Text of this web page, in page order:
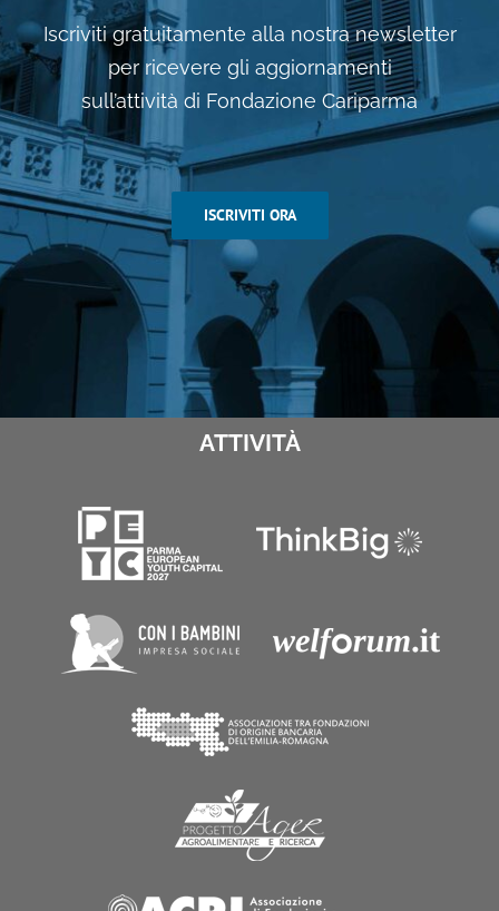
Iscriviti gratuitamente alla nostra newsletter
per ricevere gli aggiornamenti
sull’attività di Fondazione Cariparma
ISCRIVITI ORA
ATTIVITÀ